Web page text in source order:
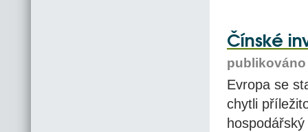
Čínské
publikováno
Evropa se
chytli